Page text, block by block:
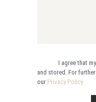
I agree that
and stored. For
our Privacy Policy